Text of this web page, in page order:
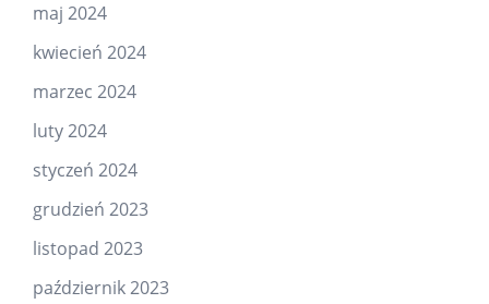
maj 2024
kwiecień 2024
marzec 2024
luty 2024
styczeń 2024
grudzień 2023
listopad 2023
październik 2023